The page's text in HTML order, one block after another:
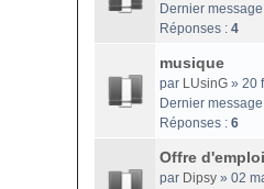
Dernier
Réponses : 4
musique
par LUsinG » 20
Dernier
Réponses : 6
Offre
par Dipsy » 02